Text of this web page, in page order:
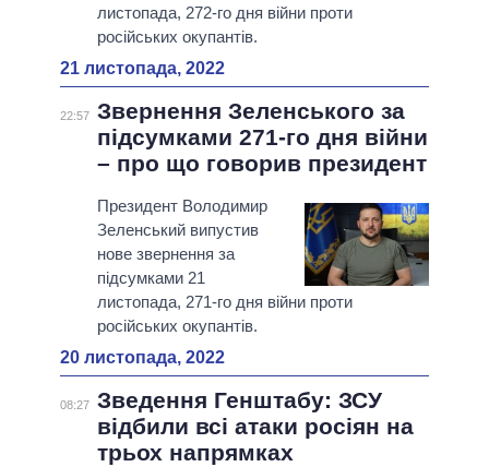
листопада, 272-го дня війни проти
російських окупантів.
21 листопада, 2022
22:57 Звернення Зеленського за
підсумками 271-го дня війни
– про що говорив президент
Президент Володимир
Зеленський випустив
нове звернення за
підсумками 21
листопада, 271-го дня війни проти
російських окупантів.
20 листопада, 2022
08:27 Зведення Генштабу: ЗСУ
відбили всі атаки росіян на
трьох напрямках